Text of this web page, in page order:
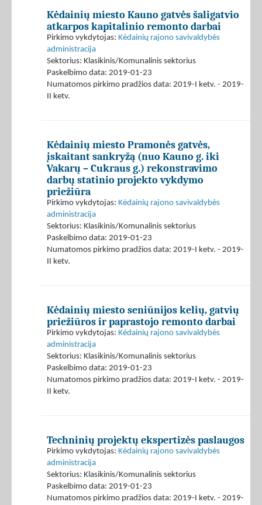
Kėdainių miesto Kauno gatvės šaligatvio
atkarpos kapitalinio remonto darbai
Pirkimo vykdytojas: Kėdainių rajono savivaldybės
administracija
Sektorius: Klasikinis/Komunalinis sektorius
Paskelbimo data: 2019-01-23
Numatomos pirkimo pradžios data: 2019-I ketv. - 2019-
II ketv.
Kėdainių miesto Pramonės gatvės,
įskaitant sankryžą (nuo Kauno g. iki
Vakarų – Cukraus g.) rekonstravimo
darbų statinio projekto vykdymo
priežiūra
Pirkimo vykdytojas: Kėdainių rajono savivaldybės
administracija
Sektorius: Klasikinis/Komunalinis sektorius
Paskelbimo data: 2019-01-23
Numatomos pirkimo pradžios data: 2019-I ketv. - 2019-
II ketv.
Kėdainių miesto seniūnijos kelių, gatvių
priežiūros ir paprastojo remonto darbai
Pirkimo vykdytojas: Kėdainių rajono savivaldybės
administracija
Sektorius: Klasikinis/Komunalinis sektorius
Paskelbimo data: 2019-01-23
Numatomos pirkimo pradžios data: 2019-I ketv. - 2019-
II ketv.
Techninių projektų ekspertizės paslaugos
Pirkimo vykdytojas: Kėdainių rajono savivaldybės
administracija
Sektorius: Klasikinis/Komunalinis sektorius
Paskelbimo data: 2019-01-23
Numatomos pirkimo pradžios data: 2019-I ketv. - 2019-